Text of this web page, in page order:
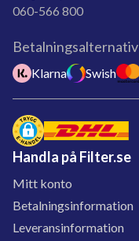
060-566 800
Betalningsalternativ
Klarna Swish
Handla på Filter.se
Mitt konto
Betalningsinformation
Leveransinformation